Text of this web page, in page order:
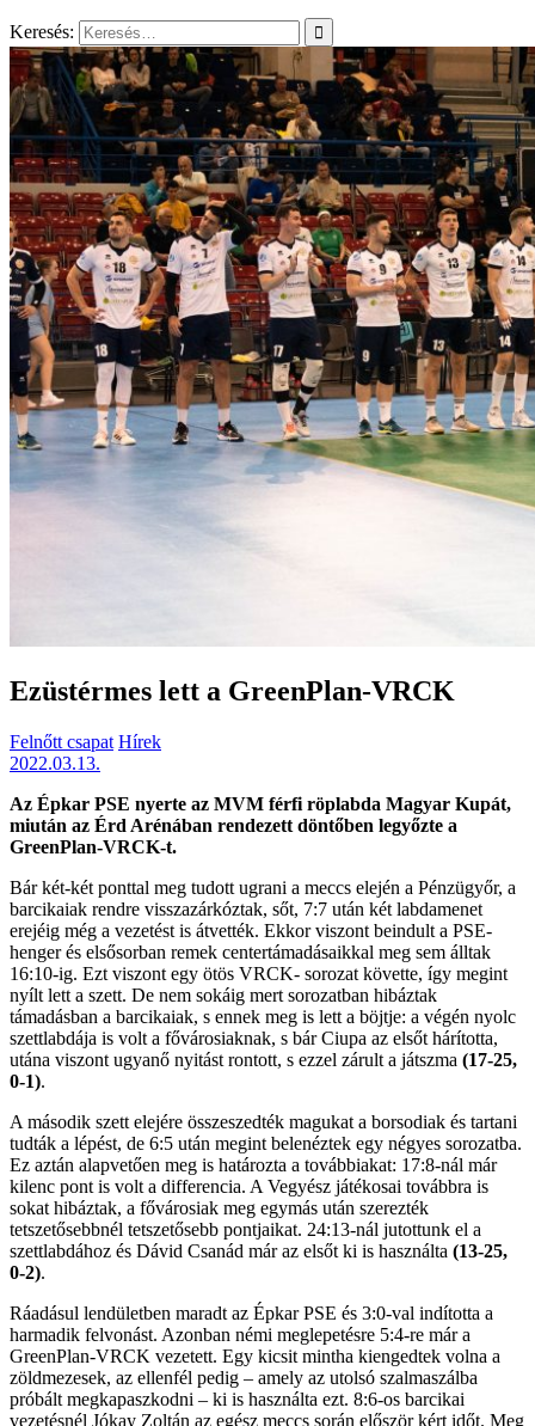
Keresés:
Ezüstérmes lett a GreenPlan-VRCK
Felnőtt csapat Hírek
2022.03.13.
Az Épkar PSE nyerte az MVM férfi röplabda Magyar Kupát,
miután az Érd Arénában rendezett döntőben legyőzte a
GreenPlan-VRCK-t.
Bár két-két ponttal meg tudott ugrani a meccs elején a Pénzügyőr, a
barcikaiak rendre visszazárkóztak, sőt, 7:7 után két labdamenet
erejéig még a vezetést is átvették. Ekkor viszont beindult a PSE-
henger és elsősorban remek centertámadásaikkal meg sem álltak
16:10-ig. Ezt viszont egy ötös VRCK- sorozat követte, így megint
nyílt lett a szett. De nem sokáig mert sorozatban hibáztak
támadásban a barcikaiak, s ennek meg is lett a böjtje: a végén nyolc
szettlabdája is volt a fővárosiaknak, s bár Ciupa az elsőt hárította,
utána viszont ugyanő nyitást rontott, s ezzel zárult a játszma (17-25,
0-1).
A második szett elejére összeszedték magukat a borsodiak és tartani
tudták a lépést, de 6:5 után megint belenéztek egy négyes sorozatba.
Ez aztán alapvetően meg is határozta a továbbiakat: 17:8-nál már
kilenc pont is volt a differencia. A Vegyész játékosai továbbra is
sokat hibáztak, a fővárosiak meg egymás után szerezték
tetszetősebbnél tetszetősebb pontjaikat. 24:13-nál jutottunk el a
szettlabdához és Dávid Csanád már az elsőt ki is használta (13-25,
0-2).
Ráadásul lendületben maradt az Épkar PSE és 3:0-val indította a
harmadik felvonást. Azonban némi meglepetésre 5:4-re már a
GreenPlan-VRCK vezetett. Egy kicsit mintha kiengedtek volna a
zöldmezesek, az ellenfél pedig – amely az utolsó szalmaszálba
próbált megkapaszkodni – ki is használta ezt. 8:6-os barcikai
vezetésnél Jókay Zoltán az egész meccs során először kért időt. Meg